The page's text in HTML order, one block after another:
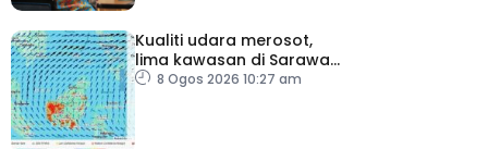
Kualiti udara merosot,
lima kawasan di Sarawak
catat IPU tidak sihat
8 Ogos 2026 10:27 am